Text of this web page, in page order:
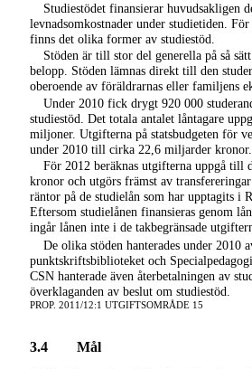
Studiestödet finansierar huvudsakligen
levnadsomkostnader under studietiden.
finns det olika former av studiestöd.
Stöden är till stor del generella på så
belopp. Stöden lämnas direkt till den
oberoende av föräldrarnas eller familjens
Under 2010 fick drygt 920 000
studiestöd. Det totala antalet låntagare
miljoner. Utgifterna på statsbudgeten för
under 2010 till cirka 22,6 miljarder kronor.
För 2012 beräknas utgifterna uppgå till
kronor och utgörs främst av
räntor på de studielån som har upptagits i
Eftersom studielånen finansieras genom
ingår lånen inte i de takbegränsade
De olika stöden hanterades under 2010
punktskriftsbiblioteket och
CSN hanterade även återbetalningen av
överklaganden av beslut om studiestöd.
PROP. 2011/12:1 UTGIFTSOMRÅDE 15
3.4
Mål